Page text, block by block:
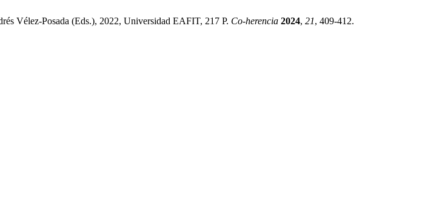
Vélez-Posada (Eds.), 2022, Universidad EAFIT, 217 P. Co-herencia 2024, 21, 409-412.